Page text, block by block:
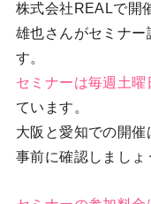
株式会社REALで開
雄也さんがセミナー
す。
セミナーは毎週土
ています。
大阪と愛知での開
事前に確認しましょ